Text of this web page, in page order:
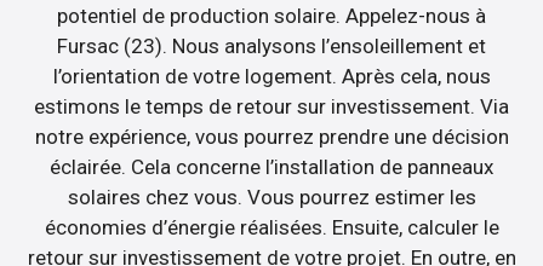
potentiel de production solaire. Appelez-nous à
Fursac (23). Nous analysons l’ensoleillement et
l’orientation de votre logement. Après cela, nous
estimons le temps de retour sur investissement. Via
notre expérience, vous pourrez prendre une décision
éclairée. Cela concerne l’installation de panneaux
solaires chez vous. Vous pourrez estimer les
économies d’énergie réalisées. Ensuite, calculer le
retour sur investissement de votre projet. En outre, en